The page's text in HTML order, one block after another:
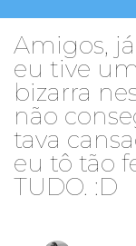
Amigos,
eu tive
bizarra
não
tava
eu tô tão
TUDO. :D